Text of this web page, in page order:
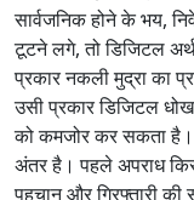
सार्वजनिक होने के भय,
टूटने लगे, तो डिजिटल
प्रकार नकली मुद्रा का
उसी प्रकार डिजिटल
को कमजोर कर सकता है।
अंतर है। पहले अपराध
पहचान और गिरफ्तारी